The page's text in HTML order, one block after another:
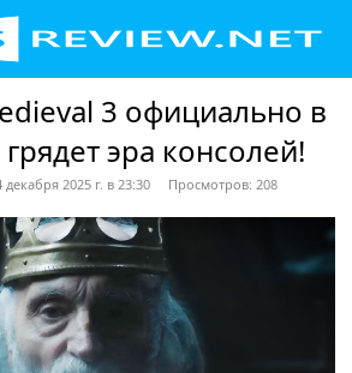
3 официально в
эра консолей!
декабря 2025 г. в 23:30 Просмотров: 208